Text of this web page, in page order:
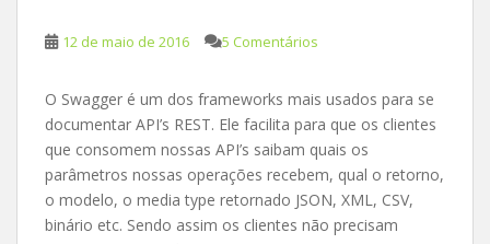
12 de maio de 2016 5 Comentários
O Swagger é um dos frameworks mais usados para se
documentar API’s REST. Ele facilita para que os clientes
que consomem nossas API’s saibam quais os
parâmetros nossas operações recebem, qual o retorno,
o modelo, o media type retornado JSON, XML, CSV,
binário etc. Sendo assim os clientes não precisam